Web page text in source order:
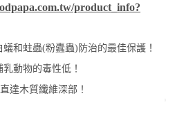
product_info?
和蛀蟲(粉蠹蟲)防治的最佳保護！
動物的毒性低！
達木質纖維深部！